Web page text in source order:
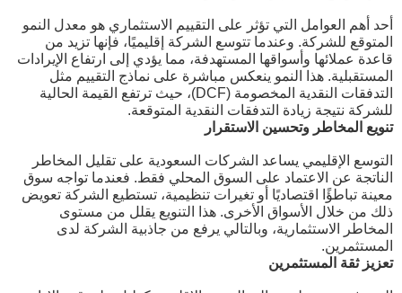
أحد أهم العوامل التي تؤثر على التقييم الاستثماري هو معدل النمو
المتوقع للشركة. وعندما تتوسع الشركة إقليميًا، فإنها تزيد من
قاعدة عملائها وأسواقها المستهدفة، مما يؤدي إلى ارتفاع الإيرادات
المستقبلية. هذا النمو ينعكس مباشرة على نماذج التقييم مثل
التدفقات النقدية المخصومة (DCF)، حيث ترتفع القيمة الحالية
للشركة نتيجة زيادة التدفقات النقدية المتوقعة.
تنويع المخاطر وتحسين الاستقرار
التوسع الإقليمي يساعد الشركات السعودية على تقليل المخاطر
الناتجة عن الاعتماد على السوق المحلي فقط. فعندما تواجه سوق
معينة تباطؤًا اقتصاديًا أو تغيرات تنظيمية، تستطيع الشركة تعويض
ذلك من خلال الأسواق الأخرى. هذا التنويع يقلل من مستوى
المخاطر الاستثمارية، وبالتالي يرفع من جاذبية الشركة لدى
المستثمرين.
تعزيز ثقة المستثمرين